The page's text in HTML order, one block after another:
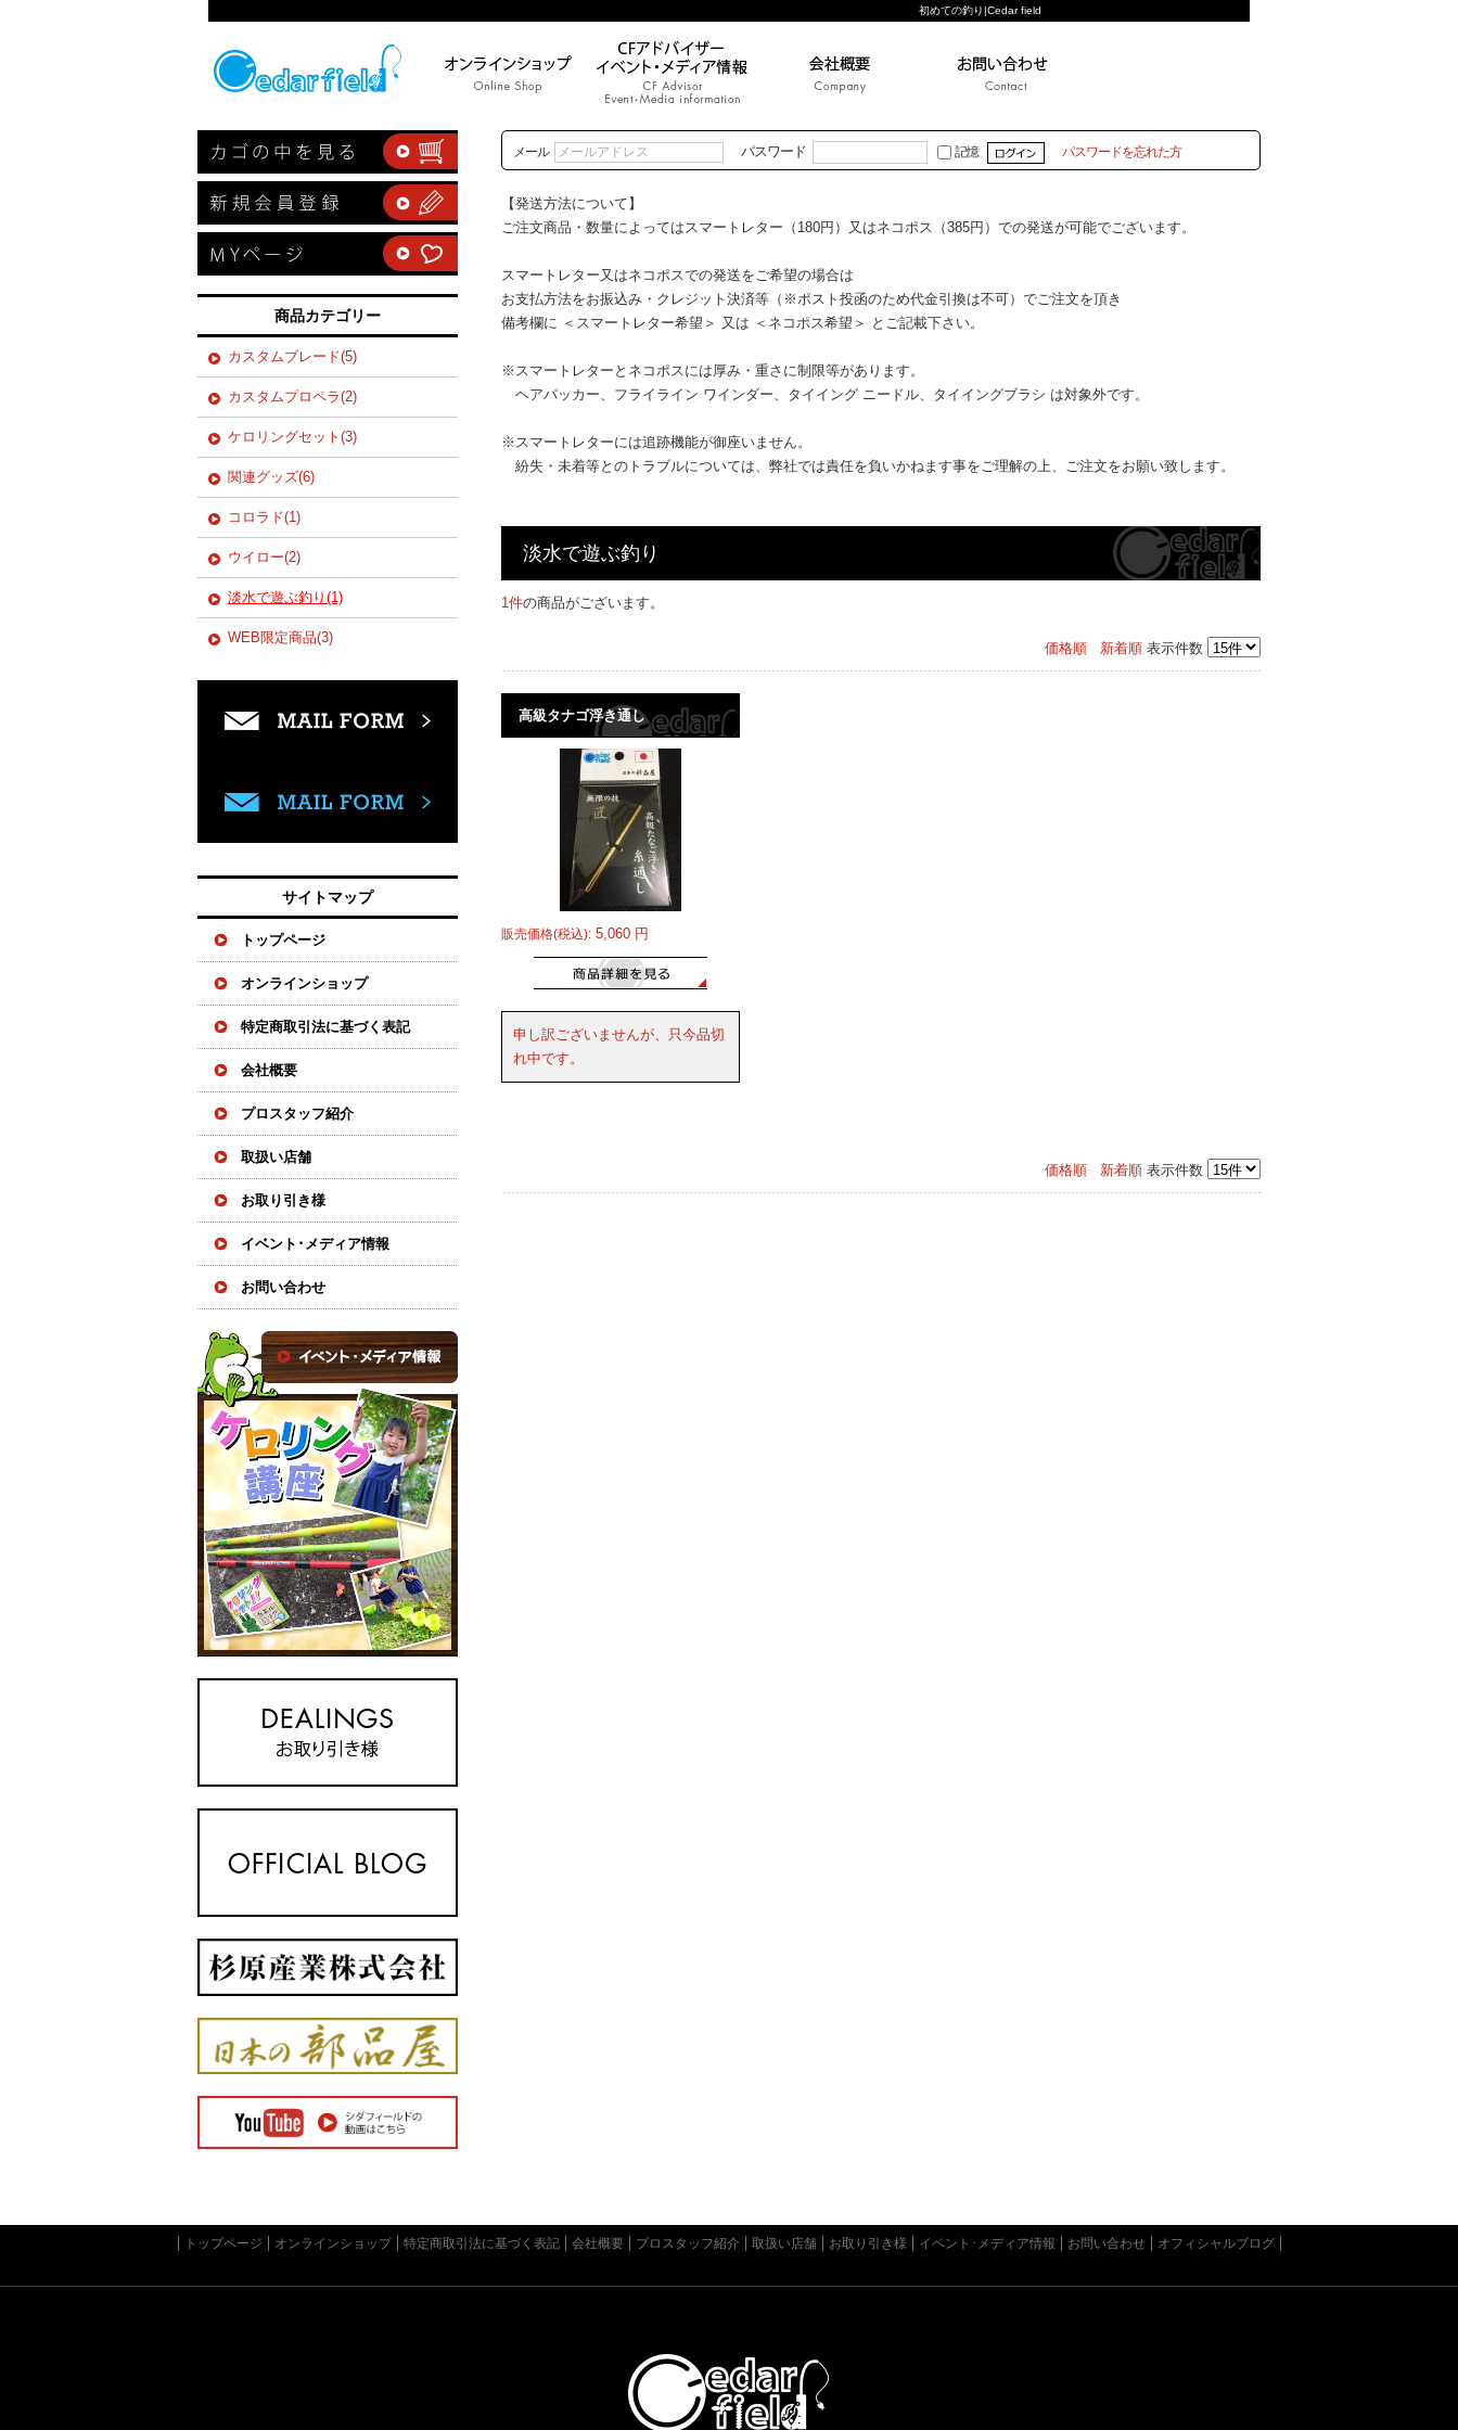
初めての釣り|Cedar field
商品カテゴリー
カスタムブレード(5)
カスタムプロペラ(2)
ケロリングセット(3)
関連グッズ(6)
コロラド(1)
ウイロー(2)
淡水で遊ぶ釣り(1)
WEB限定商品(3)
サイトマップ
トップページ
オンラインショップ
特定商取引法に基づく表記
会社概要
プロスタッフ紹介
取扱い店舗
お取り引き様
イベント･メディア情報
お問い合わせ
メール パスワード 記憶 パスワードを忘れた方
【発送方法について】
ご注文商品・数量によってはスマートレター（180円）又はネコポス（385円）での発送が可能でございます。
スマートレター又はネコポスでの発送をご希望の場合は
お支払方法をお振込み・クレジット決済等（※ポスト投函のため代金引換は不可）でご注文を頂き
備考欄に ＜スマートレター希望＞ 又は ＜ネコポス希望＞ とご記載下さい。
※スマートレターとネコポスには厚み・重さに制限等があります。
ヘアパッカー、フライライン ワインダー、タイイング ニードル、タイイングブラシ は対象外です。
※スマートレターには追跡機能が御座いません。
紛失・未着等とのトラブルについては、弊社では責任を負いかねます事をご理解の上、ご注文をお願い致します。
淡水で遊ぶ釣り
1件の商品がございます。
価格順 新着順 表示件数
高級タナゴ浮き通し
販売価格(税込): 5,060 円
申し訳ございませんが、只今品切
れ中です。
価格順 新着順 表示件数
トップページ オンラインショップ 特定商取引法に基づく表記 会社概要 プロスタッフ紹介 取扱い店舗 お取り引き様 イベント･メディア情報 お問い合わせ オフィシャルブログ